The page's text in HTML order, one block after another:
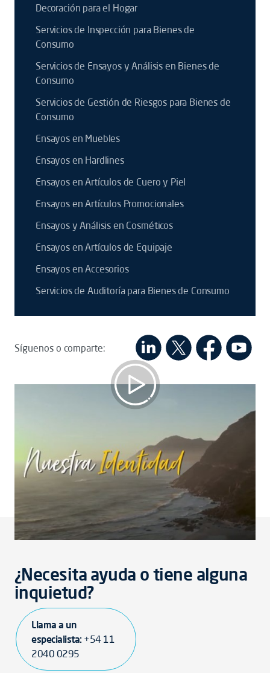
Decoración para el Hogar
Servicios de Inspección para Bienes de
Consumo
Servicios de Ensayos y Análisis en Bienes de
Consumo
Servicios de Gestión de Riesgos para Bienes de
Consumo
Ensayos en Muebles
Ensayos en Hardlines
Ensayos en Artículos de Cuero y Piel
Ensayos en Artículos Promocionales
Ensayos y Análisis en Cosméticos
Ensayos en Artículos de Equipaje
Ensayos en Accesorios
Servicios de Auditoría para Bienes de Consumo
Síguenos o comparte:
La tradición vive en América Latina
¿Necesita ayuda o tiene alguna
inquietud?
Llama a un
especialista: +54 11
2040 0295